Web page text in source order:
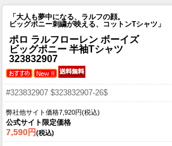
「大人も夢中になる、ラルフの顔。
ビッグポニー刺繍が映える、コットンTシャツ」
ポロ ラルフローレン ボーイズ
ビッグポニー 半袖Tシャツ
323832907
#323832907 $323832907-26$
弊社他サイト価格7,920円(税込)
公式サイト限定価格
7,590円(税込)